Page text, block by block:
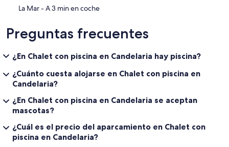
‪La Mar - ‬A 3 min en coche
Preguntas frecuentes
¿En Chalet con piscina en Candelaria hay piscina?
¿Cuánto cuesta alojarse en Chalet con piscina en
Candelaria?
¿En Chalet con piscina en Candelaria se aceptan
mascotas?
¿Cuál es el precio del aparcamiento en Chalet con
piscina en Candelaria?